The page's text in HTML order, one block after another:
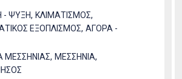
- ΨΥΞΗ, ΚΛΙΜΑΤΙΣΜΟΣ,
ΕΞΟΠΛΙΣΜΟΣ, ΑΓΟΡΑ -
, ΜΕΣΣΗΝΙΑ,